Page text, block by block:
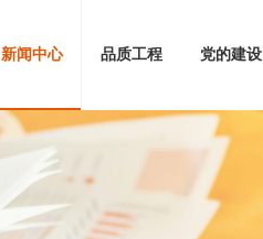
新闻中心 品质工程 党的建设